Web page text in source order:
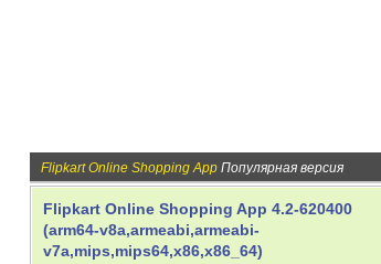
Flipkart Online Shopping App Популярная версия
Flipkart Online Shopping App 4.2-620400
(arm64-v8a,armeabi,armeabi-
v7a,mips,mips64,x86,x86_64)